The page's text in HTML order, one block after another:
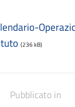
dei pagamenti
(236 kB)
Pubblicato in